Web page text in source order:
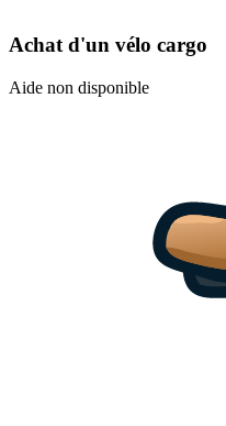
Achat d'un vélo cargo
Aide non disponible